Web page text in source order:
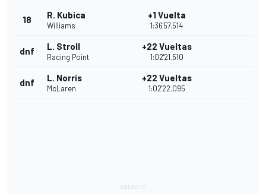
18 R. Kubica
Williams
+1 Vuelta
1:36'57.514
dnf L. Stroll
Racing Point
+22 Vueltas
1:02'21.510
dnf L. Norris
McLaren
+22 Vueltas
1:02'22.095